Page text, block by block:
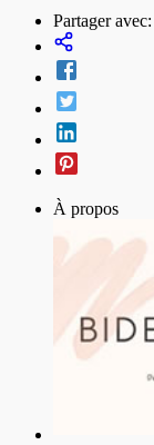
Partager avec:
À propos